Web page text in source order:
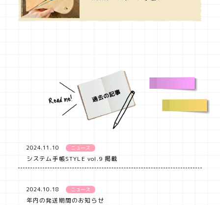
2024.11.10 ニュース
システム手帳STYLE vol.9 掲載
2024.10.18 ニュース
年内の発送期間のお知らせ